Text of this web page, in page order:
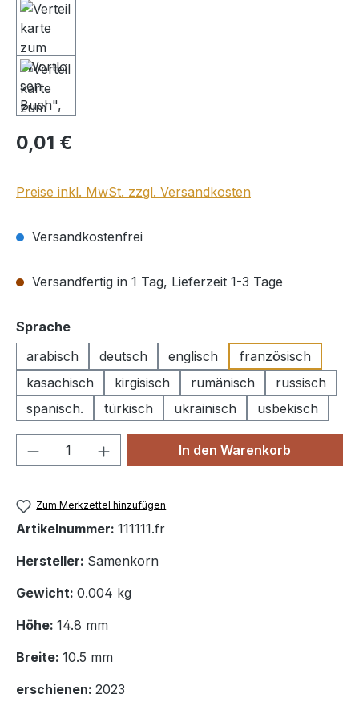
Regulärer Preis:
0,01 €
Preise inkl. MwSt. zzgl. Versandkosten
Versandkostenfrei
Versandfertig in 1 Tag, Lieferzeit 1-3 Tage
Spracheauswählen
arabisch
deutsch englisch
französisch
kasachisch
kirgisisch rumänisch
russisch
spanisch.
türkisch ukrainisch usbekisch
Produkt Anzahl: Gib denIn den Warenkorb
Zum Merkzettel hinzufügen
Artikelnummer: 111111.fr
Hersteller: Samenkorn
Gewicht: 0.004 kg
Höhe: 14.8 mm
Breite: 10.5 mm
erschienen: 2023